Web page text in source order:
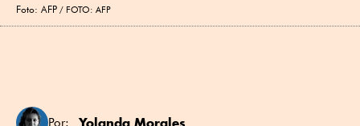
Foto: AFP FOTO: AFP
Por: